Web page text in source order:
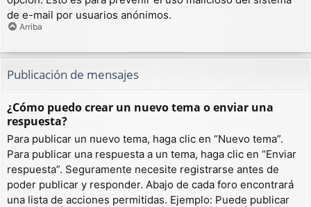
de e-mail por usuarios anónimos.
Arriba
Publicación de mensajes
¿Cómo puedo crear un nuevo tema o enviar una
respuesta?
Para publicar un nuevo tema, haga clic en “Nuevo tema”.
Para publicar una respuesta a un tema, haga clic en “Enviar
respuesta”. Seguramente necesite registrarse antes de
poder publicar y responder. Abajo de cada foro encontrará
una lista de acciones permitidas. Ejemplo: Puede publicar